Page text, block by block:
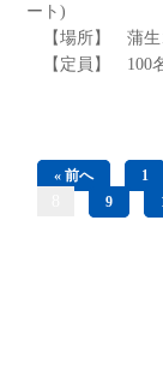
ート)
【場所】 蒲生
【定員】 100
« 前へ 1
9